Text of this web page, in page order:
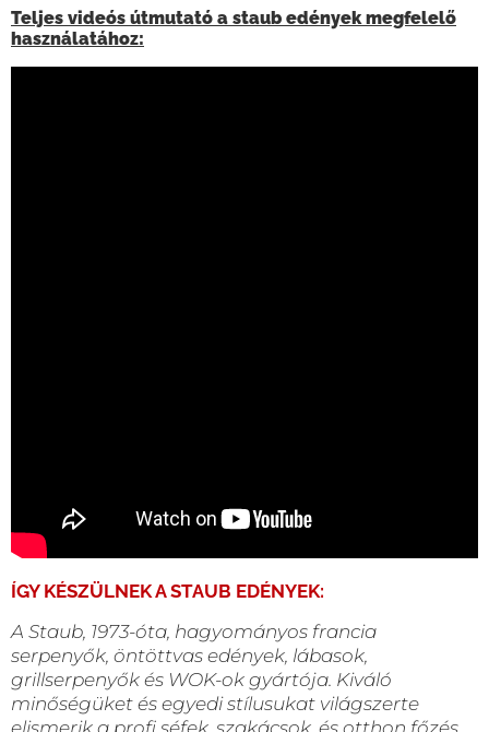
Teljes videós útmutató a staub edények megfelelő
használatához:
ÍGY KÉSZÜLNEK A STAUB EDÉNYEK:
A Staub, 1973-óta, hagyományos francia
serpenyők, öntöttvas edények, lábasok,
grillserpenyők és WOK-ok gyártója. Kiváló
minőségüket és egyedi stílusukat világszerte
elismerik a profi séfek, szakácsok, és otthon főzés